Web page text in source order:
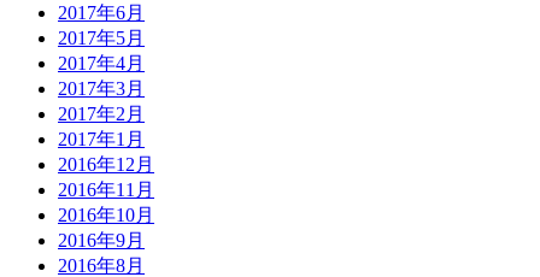
2017年6月
2017年5月
2017年4月
2017年3月
2017年2月
2017年1月
2016年12月
2016年11月
2016年10月
2016年9月
2016年8月